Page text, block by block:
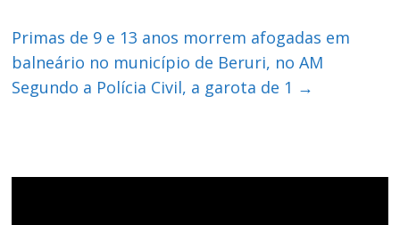
Primas de 9 e 13 anos morrem afogadas em
balneário no município de Beruri, no AM
Segundo a Polícia Civil, a garota de 1 →